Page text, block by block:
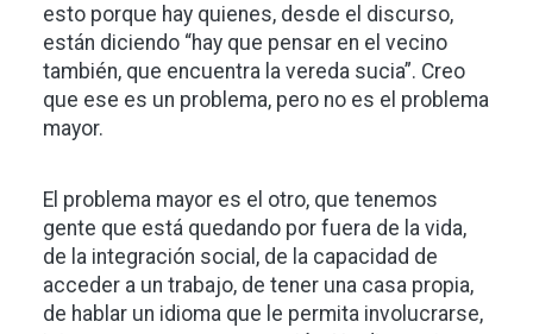
esto porque hay quienes, desde el discurso,
están diciendo “hay que pensar en el vecino
también, que encuentra la vereda sucia”. Creo
que ese es un problema, pero no es el problema
mayor.
El problema mayor es el otro, que tenemos
gente que está quedando por fuera de la vida,
de la integración social, de la capacidad de
acceder a un trabajo, de tener una casa propia,
de hablar un idioma que le permita involucrarse,